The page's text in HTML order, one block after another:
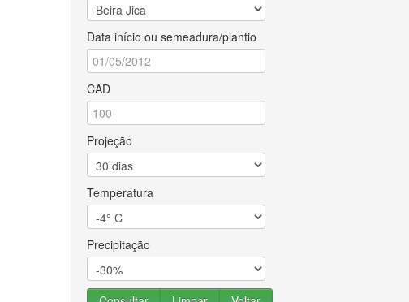
Data início ou semeadura/plantio
CAD
Projeção
Temperatura
Precipitação